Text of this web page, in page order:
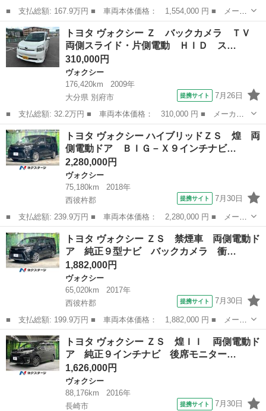
■ 支払総額: 167.9万円 ■ 車両本体価格： 1,554,000 円 ■ メーカ
ー名： トヨタ ■ 車種名： ヴォクシー ■ グレード名： ＺＳ
煌ＩＩ 両側電動ドア ９インチナビ 後席モニター バックカメ
ラ 衝突被...
長崎 長崎市 ヴォクシー
トヨタ ヴォクシー Ｚ バックカメラ ＴＶ
両側スライド・片側電動 ＨＩＤ ス…
310,000円
ヴォクシー
176,420km
2009年
大分県 別府市
提携サイト 7月26日
■ 支払総額: 32.2万円 ■ 車両本体価格： 310,000 円 ■ メーカー
名： トヨタ ■ 車種名： ヴォクシー ■ グレード名： Ｚ バッ
クカメラ ＴＶ 両側スライド・片側電動 ＨＩＤ スマートキー
３列シート ...
大分 別府市 ヴォクシー
トヨタ ヴォクシー ハイブリッドＺＳ 煌 両
側電動ドア ＢＩＧ－Ｘ９インチナビ…
2,280,000円
ヴォクシー
75,180km
2018年
西彼杵郡
提携サイト 7月30日
■ 支払総額: 239.9万円 ■ 車両本体価格： 2,280,000 円 ■ メーカ
ー名： トヨタ ■ 車種名： ヴォクシー ■ グレード名： ハイブ
リッドＺＳ 煌 両側電動ドア ＢＩＧ－Ｘ９インチナビ 後席モニ
ター バ...
長崎 西彼杵郡 ヴォクシー
トヨタ ヴォクシー ＺＳ 禁煙車 両側電動ド
ア 純正９型ナビ バックカメラ 衝…
1,882,000円
ヴォクシー
65,020km
2017年
西彼杵郡
提携サイト 7月30日
■ 支払総額: 199.9万円 ■ 車両本体価格： 1,882,000 円 ■ メーカ
ー名： トヨタ ■ 車種名： ヴォクシー ■ グレード名： ＺＳ
禁煙車 両側電動ドア 純正９型ナビ バックカメラ 衝突被害軽減
システム...
長崎 西彼杵郡 ヴォクシー
トヨタ ヴォクシー ＺＳ 煌ＩＩ 両側電動ド
ア 純正９インチナビ 後席モニター…
1,626,000円
ヴォクシー
88,176km
2016年
長崎市
提携サイト 7月30日